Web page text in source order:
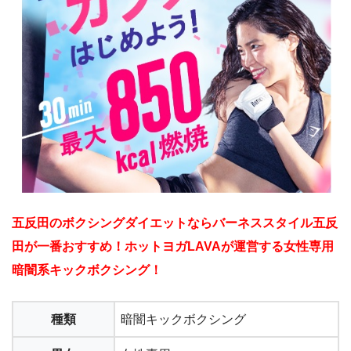
五反田のボクシングダイエットならバーネススタイル五反
田が一番おすすめ！ホットヨガLAVAが運営する女性専用
暗闇系キックボクシング！
種類 暗闇キックボクシング